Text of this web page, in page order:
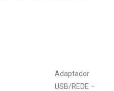
Adaptador
USB/REDE –